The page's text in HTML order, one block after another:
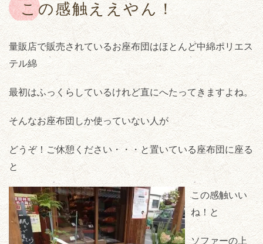
この感触ええやん！
量販店で販売されているお座布団はほとんど中綿ポリエス
テル綿
最初はふっくらしているけれど直にへたってきますよね。
そんなお座布団しか使っていない人が
どうぞ！ご休憩ください・・・と置いている座布団に座る
と
この感触いい
ね！と
ソファーの上